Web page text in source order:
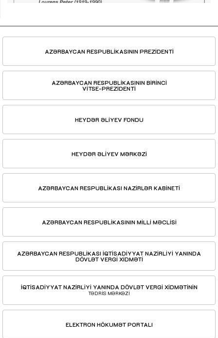
AZƏRBAYCAN RESPUBLİKASININ PREZİDENTİ
AZƏRBAYCAN RESPUBLİKASININ BİRİNCİ
VİTSE-PREZİDENTİ
HEYDƏR ƏLİYEV FONDU
HEYDƏR ƏLİYEV MƏRKƏZİ
AZƏRBAYCAN RESPUBLİKASI NAZİRLƏR KABİNETİ
AZƏRBAYCAN RESPUBLİKASININ MİLLİ MƏCLİSİ
AZƏRBAYCAN RESPUBLİKASI İQTİSADİYYAT NAZİRLİYİ YANINDA
DÖVLƏT VERGİ XİDMƏTİ
İQTİSADİYYAT NAZİRLİYİ YANINDA DÖVLƏT VERGİ XİDMƏTİNİN
TƏDRİS MƏRKƏZİ
ELEKTRON HÖKUMƏT PORTALI